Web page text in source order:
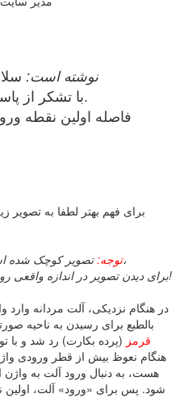
flowerseajungle نوشته است:
با تشكر از پاسخهاي صميمانه شما.
فاصله اولين نقطه
برای فهم بهتر لطفا به تصویر
- توجه:تصویر کوچک شده است،
برای دیدن تصویر در اندازه واقعی روی آن کلیک کنید!
در هنگام نزدیکی، آلت مردانه
بالطبع برای رسیدن به ناحیه
قرمز (پرده بکارت) رد شد و با
هنگام نعوظ بیش از قطر ورودی
هست، به دنبال ورود آلت به واژن
شود. پس برای «ورود» آلت، اولین